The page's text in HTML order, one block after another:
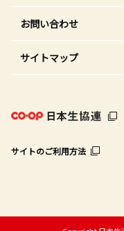
お問い合わせ
サイトマップ
サイトのご利用方法